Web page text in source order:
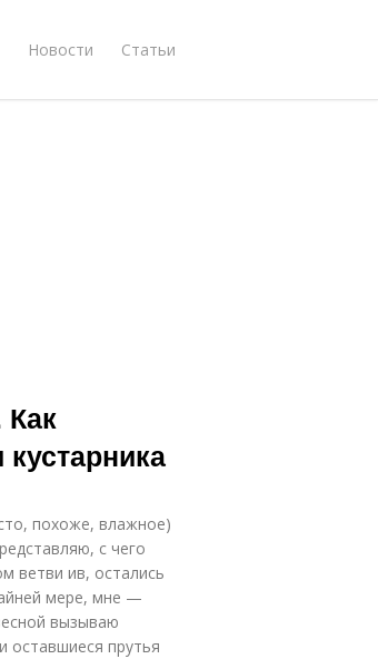
Новости Статьи
Как
похоже, влажное)
с чего
ветви ив, остались
мере, мне —
вызываю
оставшиеся прутья